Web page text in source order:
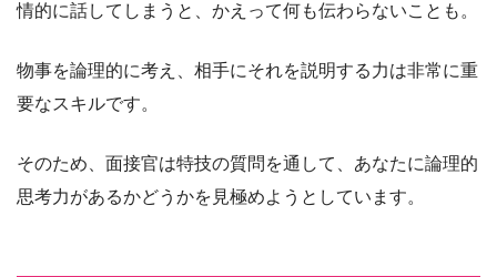
情的に話してしまうと、かえって何も伝わらないことも。
物事を論理的に考え、相手にそれを説明する力は非常に重
要なスキルです。
そのため、面接官は特技の質問を通して、あなたに論理的
思考力があるかどうかを見極めようとしています。